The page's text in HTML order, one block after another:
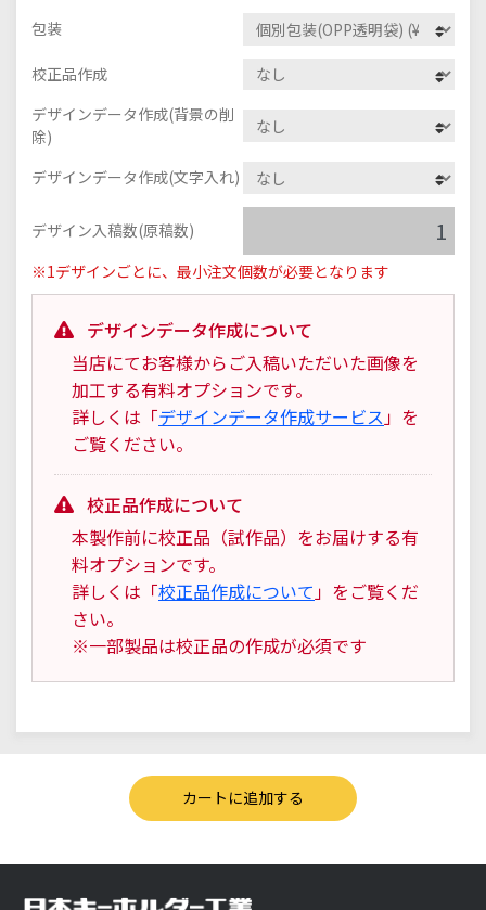
包装
校正品作成
デザインデータ作成(背景の削
除)
デザインデータ作成(文字入れ)
デザイン入稿数(原稿数)
※1デザインごとに、最小注文個数が必要となります
デザインデータ作成について
当店にてお客様からご入稿いただいた画像を
加工する有料オプションです。
詳しくは「デザインデータ作成サービス 」を
ご覧ください。
校正品作成について
本製作前に校正品（試作品）をお届けする有
料オプションです。
詳しくは「校正品作成について 」をご覧くだ
さい。
※一部製品は校正品の作成が必須です